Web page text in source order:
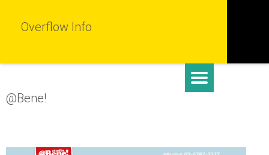
Overflow Info
@Bene!